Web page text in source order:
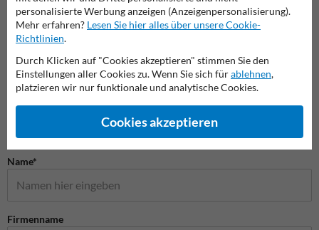
Zusatzzeichen Vorfahrtsschilder
Verkehrsschilder
Stellen Sie Ihre Frage an Verkehrsschildkaufen.de
Name*
Firmenname
personalisierte Werbung anzeigen (Anzeigenpersonalisierung).
Mehr erfahren? Lesen Sie hier alles über unsere Cookie-
Richtlinien.
Durch Klicken auf "Cookies akzeptieren" stimmen Sie den
Einstellungen aller Cookies zu. Wenn Sie sich fürablehnen,
platzieren wir nur funktionale und analytische Cookies.
Cookies akzeptieren